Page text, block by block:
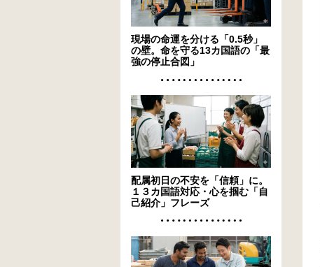
現場の命運を分ける「0.5秒」
の壁。命を守る13カ国語の「最
強の停止合図」
配属初日の不安を「信頼」に。
１３カ国語対応・心を掴む「自
己紹介」フレーズ